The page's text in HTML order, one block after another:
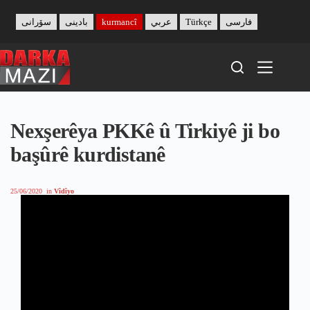
content
بادینی سۆرانی kurmancî عربي Türkçe فارسی
Nexşerêya PKKê û Tirkiyê ji bo
başûrê kurdistanê
25/06/2020 in Vîdîyo